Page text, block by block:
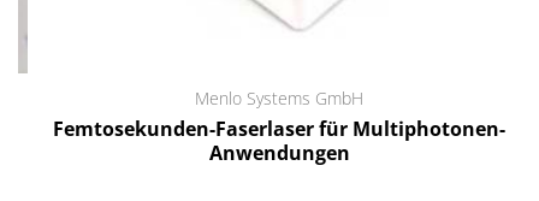
Menlo Systems GmbH
Femtosekunden-Faserlaser für Multiphotonen-
Anwendungen